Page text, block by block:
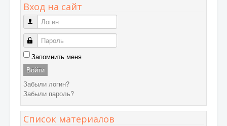
Вход на сайт
Логин
Пароль
Запомнить меня
Войти
Забыли логин?
Забыли пароль?
Список материалов